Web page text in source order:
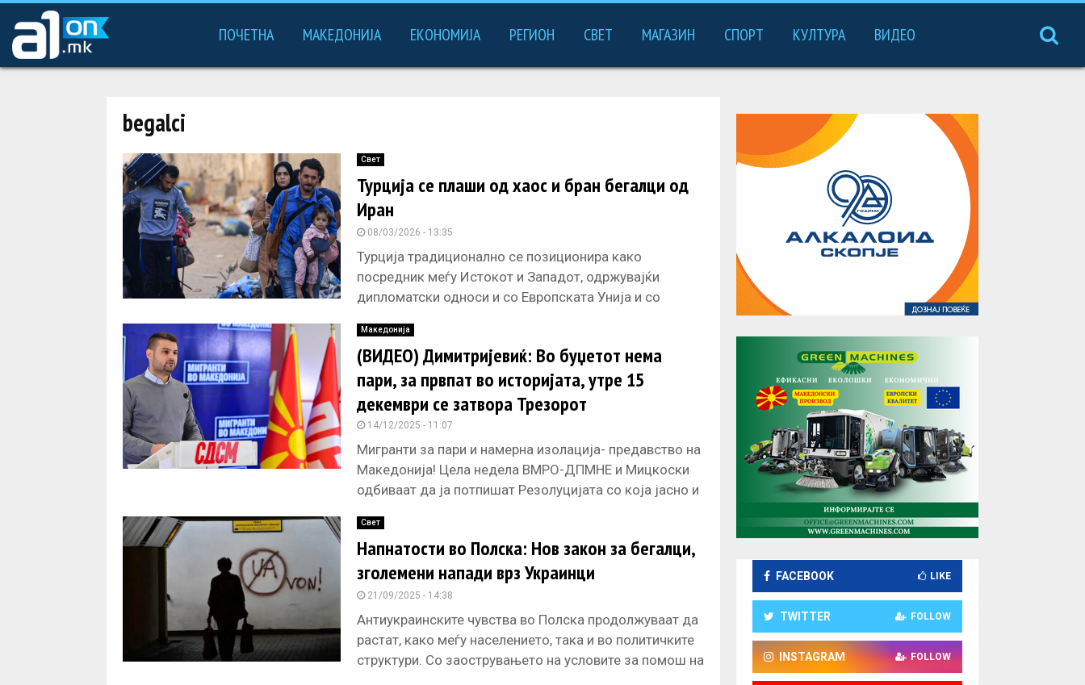
ПОЧЕТНА МАКЕДОНИЈА ЕКОНОМИЈА РЕГИОН СВЕТ МАГАЗИН СПОРТ КУЛТУРА ВИДЕО
begalci
Свет
Турција се плаши од хаос и бран бегалци од
Иран
08/03/2026 - 13:35
Турција традиционално се позиционира како
посредник меѓу Истокот и Западот, одржувајќи
дипломатски односи и со Европската Унија и со
Македонија
(ВИДЕО) Димитријевиќ: Во буџетот нема
пари, за првпат во историјата, утре 15
декември се затвора Трезорот
14/12/2025 - 11:07
Мигранти за пари и намерна изолација- предавство на
Македонија! Цела недела ВМРО-ДПМНЕ и Мицкоски
одбиваат да ја потпишат Резолуцијата со која јасно и
Свет
Напнатости во Полска: Нов закон за бегалци,
зголемени напади врз Украинци
21/09/2025 - 14:38
Антиукраинските чувства во Полска продолжуваат да
растат, како меѓу населението, така и во политичките
структури. Со заострувањето на условите за помош на
FACEBOOK LIKE
TWITTER FOLLOW
INSTAGRAM FOLLOW